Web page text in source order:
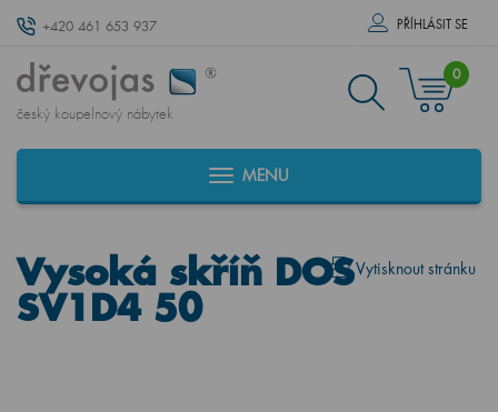
+420 461 653 937 PŘÍHLÁSIT SE
český koupelnový nábytek
0
MENU
Vytisknout stránku
Vysoká skříň DOS
SV1D4 50